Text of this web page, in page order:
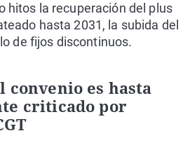
hitos la recuperación del plus
hasta 2031, la subida del
de fijos discontinuos.
convenio es hasta
criticado por